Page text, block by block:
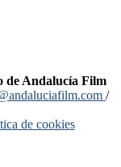
de Andalucía Film
/
de cookies